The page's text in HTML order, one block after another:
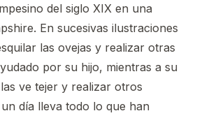
del siglo XIX en una
En sucesivas ilustraciones
las ovejas y realizar otras
por su hijo, mientras a su
ve tejer y realizar otros
día lleva todo lo que han